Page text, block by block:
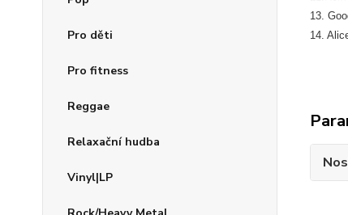
Pro děti
Pro fitness
Reggae
Relaxační hudba
Vinyl|LP
13.
14.